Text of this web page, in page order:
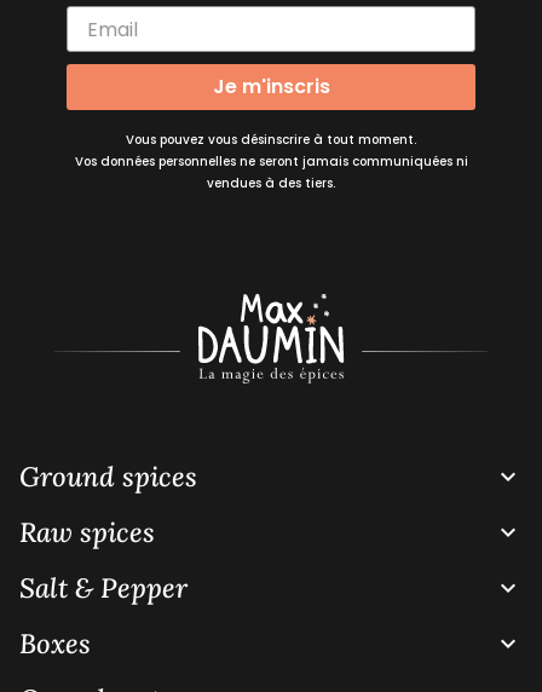
Je m'inscris
Vous pouvez vous désinscrire à tout moment.
Vos données personnelles ne seront jamais communiquées ni
vendues à des tiers.
Ground spices 
Raw spices 
Salt & Pepper 
Boxes 